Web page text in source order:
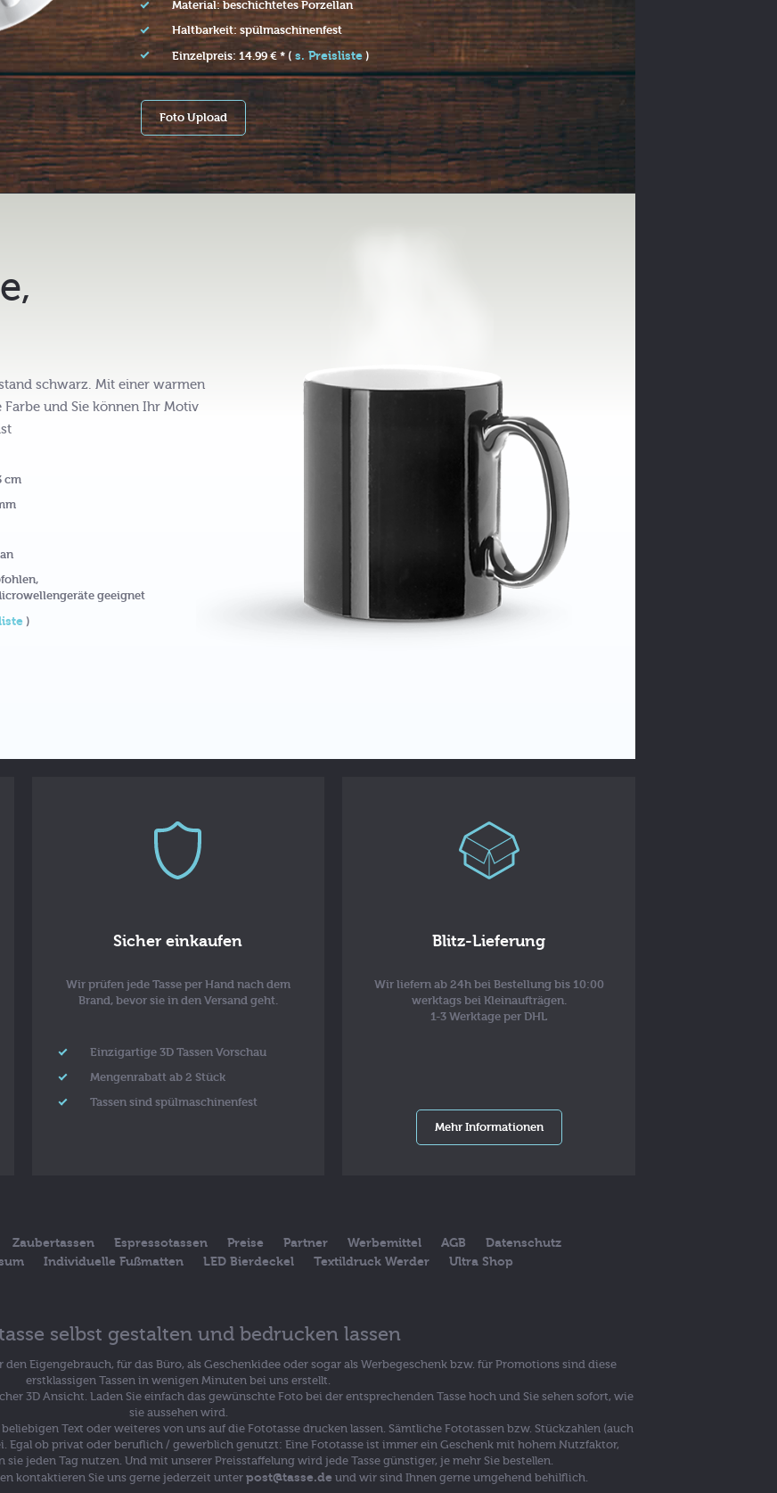
Material: beschichtetes Porzellan
Haltbarkeit: spülmaschinenfest
Einzelpreis: 14.99 € * ( s. Preisliste)
Foto Upload
schwarz. Mit einer warmen
und Sie können Ihr Motiv
cm
geeignet
)
Sicher einkaufen
Wir prüfen jede Tasse per Hand nach dem
Brand, bevor sie in den Versand geht.
Einzigartige 3D Tassen Vorschau
Mengenrabatt ab 2 Stück
Tassen sind spülmaschinenfest
Blitz-Lieferung
Wir liefern ab 24h bei Bestellung bis 10:00
werktags bei Kleinaufträgen.
1-3 Werktage per DHL
Mehr Informationen
Zaubertassen Espressotassen Preise Partner Werbemittel AGB
Datenschutz
Individuelle Fußmatten LED Bierdeckel Textildruck Werder Ultra Shop
selbst gestalten und bedrucken lassen
Eigengebrauch, für das Büro, als Geschenkidee oder sogar als Werbegeschenk bzw. für Promotions sind diese
erstklassigen Tassen in wenigen Minuten bei uns erstellt.
3D Ansicht. Laden Sie einfach das gewünschte Foto bei der entsprechenden Tasse hoch und Sie sehen sofort, wie
sie aussehen wird.
Text oder weiteres von uns auf die Fototasse drucken lassen. Sämtliche Fototassen bzw. Stückzahlen (auch
Egal ob privat oder beruflich / gewerblich genutzt: Eine Fototasse ist immer ein Geschenk mit hohem Nutzfaktor,
jeden Tag nutzen. Und mit unserer Preisstaffelung wird jede Tasse günstiger, je mehr Sie bestellen.
kontaktieren Sie uns gerne jederzeit unter post@tasse.de und wir sind Ihnen gerne umgehend behilflich.